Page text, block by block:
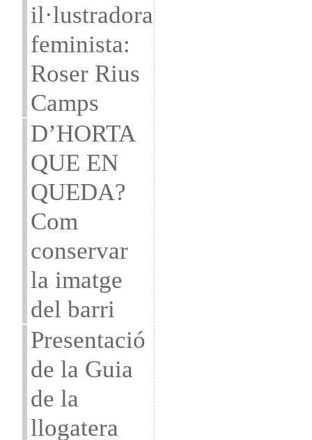
il·lustradora
feminista:
Roser Rius
Camps
D’HORTA
QUE EN
QUEDA?
Com
conservar
la imatge
del barri
Presentació
de la Guia
de la
llogatera